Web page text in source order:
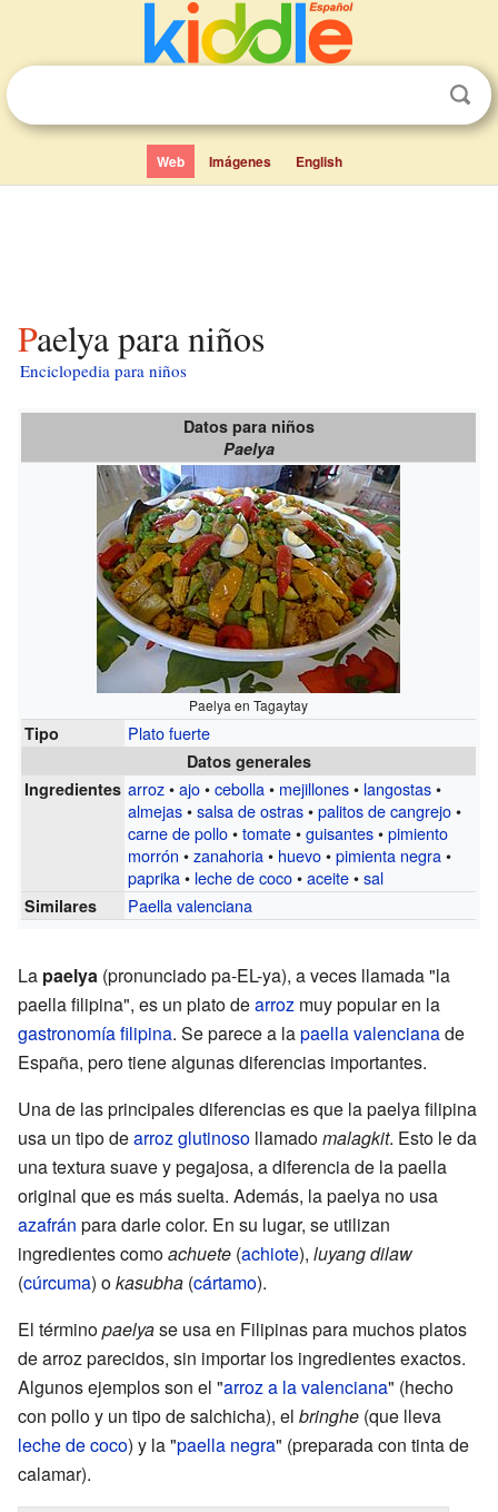
Web Imágenes English
Paelya para niños
Enciclopedia para niños
Datos para niños
Paelya
Paelya en Tagaytay
Tipo Plato fuerte
Datos generales
Ingredientes arroz•ajo•cebolla• mejillones• langostas•
almejas•salsa de ostras•palitos de cangrejo•
carne de pollo•tomate•guisantes•pimiento
morrón •zanahoria• huevo•pimienta negra•
paprika• leche de coco•aceite•sal
Similares Paella valenciana
La paelya (pronunciado pa-EL-ya), a veces llamada "la
paella filipina", es un plato dearroz muy popular en la
gastronomía filipina. Se parece a lapaella valencianade
España, pero tiene algunas diferencias importantes.
Una de las principales diferencias es que la paelya filipina
usa un tipo dearroz glutinoso llamadomalagkit. Esto le da
una textura suave y pegajosa, a diferencia de la paella
original que es más suelta. Además, la paelya no usa
azafrán para darle color. En su lugar, se utilizan
ingredientes comoachuete (achiote), luyang dilaw
(cúrcuma) okasubha (cártamo).
El términopaelyase usa en Filipinas para muchos platos
de arroz parecidos, sin importar los ingredientes exactos.
Algunos ejemplos son el "arroz a la valenciana" (hecho
con pollo y un tipo de salchicha), el bringhe (que lleva
leche de coco) y la "paella negra" (preparada con tinta de
calamar).